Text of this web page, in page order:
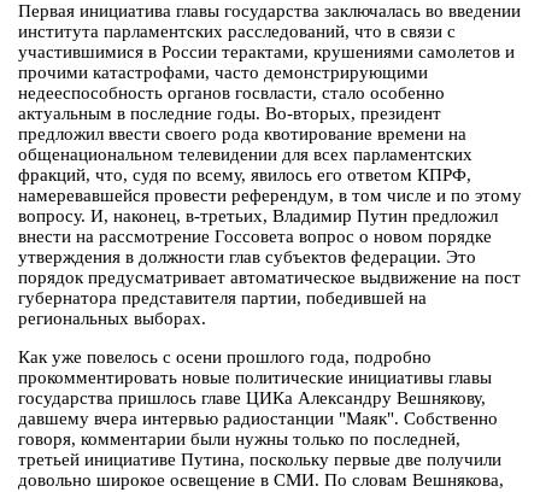
Первая инициатива главы государства заключалась во введении
института парламентских расследований, что в связи с
участившимися в России терактами, крушениями самолетов и
прочими катастрофами, часто демонстрирующими
недееспособность органов госвласти, стало особенно
актуальным в последние годы. Во-вторых, президент
предложил ввести своего рода квотирование времени на
общенациональном телевидении для всех парламентских
фракций, что, судя по всему, явилось его ответом КПРФ,
намеревавшейся провести референдум, в том числе и по этому
вопросу. И, наконец, в-третьих, Владимир Путин предложил
внести на рассмотрение Госсовета вопрос о новом порядке
утверждения в должности глав субъектов федерации. Это
порядок предусматривает автоматическое выдвижение на пост
губернатора представителя партии, победившей на
региональных выборах.
Как уже повелось с осени прошлого года, подробно
прокомментировать новые политические инициативы главы
государства пришлось главе ЦИКа Александру Вешнякову,
давшему вчера интервью радиостанции "Маяк". Собственно
говоря, комментарии были нужны только по последней,
третьей инициативе Путина, поскольку первые две получили
довольно широкое освещение в СМИ. По словам Вешнякова,